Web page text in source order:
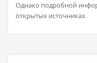
Однако подробной
открытых источниках.